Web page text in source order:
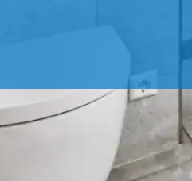
Waarom